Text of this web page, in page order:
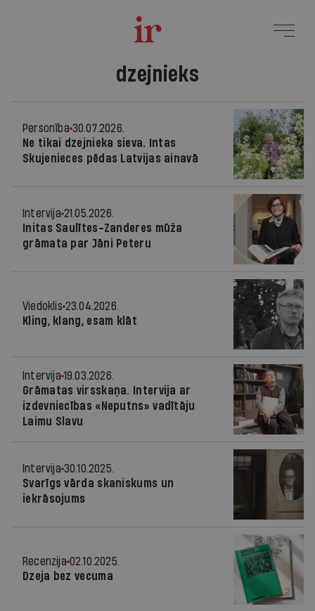
dzejnieks
Personība 30.07.2026.
Ne tikai dzejnieka sieva. Intas
Skujenieces pēdas Latvijas ainavā
Intervija 21.05.2026.
Initas Saulītes-Zanderes mūža
grāmata par Jāni Peteru
Viedoklis 23.04.2026.
Kling, klang, esam klāt
Intervija 19.03.2026.
Grāmatas virsskaņa. Intervija ar
izdevniecības «Neputns» vadītāju
Laimu Slavu
Intervija 30.10.2025.
Svarīgs vārda skaniskums un
iekrāsojums
Recenzija 02.10.2025.
Dzeja bez vecuma